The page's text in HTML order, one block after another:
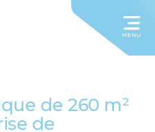
MENU
de 260 m²
de